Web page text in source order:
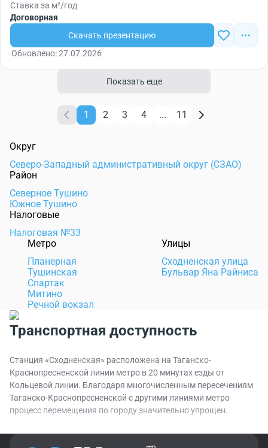
Ставка за м²/год
Договорная
Скачать презентацию
Обновлено: 27.07.2026
Показать еще
1 2 3 4 ... 11
Округ
Северо-Западный административный округ (СЗАО)
Район
Северное Тушино
Южное Тушино
Налоговые
Налоговая №33
Метро
Планерная
Тушинская
Спартак
Митино
Речной вокзал
Улицы
Сходненская улица
Бульвар Яна Райниса
Транспортная доступность
Станция «Сходненская» расположена на Таганско-
Краснопресненской линии метро в 20 минутах езды от
Кольцевой линии. Благодаря многочисленным пересечениям
Таганско-Краснопресненской с другими линиями метро
процесс перемещения по городу значительно упрощен.
Станция «Сходненская» расположена в районах Северное и